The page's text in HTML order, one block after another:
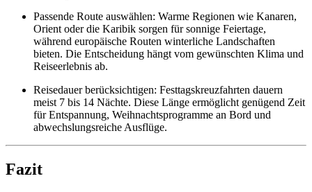
Passende Route auswählen: Warme Regionen wie Kanaren,
Orient oder die Karibik sorgen für sonnige Feiertage,
während europäische Routen winterliche Landschaften
bieten. Die Entscheidung hängt vom gewünschten Klima und
Reiseerlebnis ab.
Reisedauer berücksichtigen: Festtagskreuzfahrten dauern
meist 7 bis 14 Nächte. Diese Länge ermöglicht genügend Zeit
für Entspannung, Weihnachtsprogramme an Bord und
abwechslungsreiche Ausflüge.
Fazit